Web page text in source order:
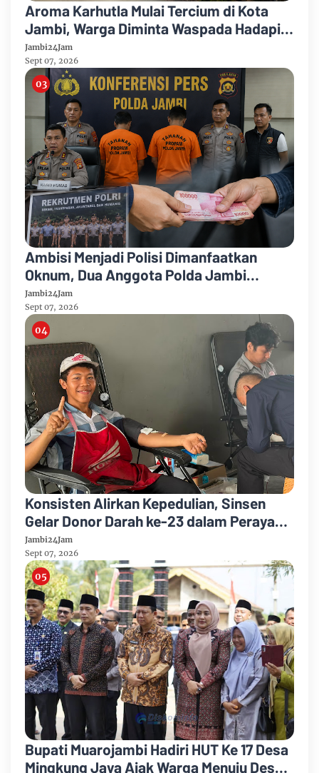
Aroma Karhutla Mulai Tercium di Kota
Jambi, Warga Diminta Waspada Hadapi
Puncak Kemarau
Jambi24Jam
Sept 07, 2026
Ambisi Menjadi Polisi Dimanfaatkan
Oknum, Dua Anggota Polda Jambi
Diduga Tipu Calon Bintara dengan Janji
Kelulusan
Jambi24Jam
Sept 07, 2026
Konsisten Alirkan Kepedulian, Sinsen
Gelar Donor Darah ke-23 dalam Perayaan
Anniversary Sinsen
Jambi24Jam
Sept 07, 2026
Bupati Muarojambi Hadiri HUT Ke 17 Desa
Mingkung Jaya Ajak Warga Menuju Desa